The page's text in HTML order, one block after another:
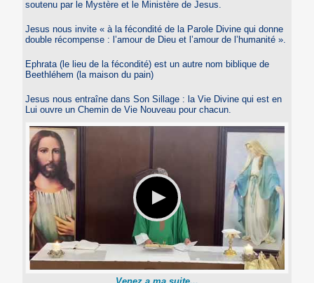
soutenu par le Mystère et le Ministère de Jesus.
Jesus nous invite « à la fécondité de la Parole Divine qui donne
double récompense : l’amour de Dieu et l’amour de l’humanité ».
Ephrata (le lieu de la fécondité) est un autre nom biblique de
Beethléhem (la maison du pain)
Jesus nous entraîne dans Son Sillage : la Vie Divine qui est en
Lui ouvre un Chemin de Vie Nouveau pour chacun.